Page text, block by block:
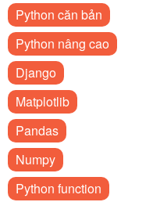
Python căn bản
Python nâng cao
Django
Matplotlib
Pandas
Numpy
Python function